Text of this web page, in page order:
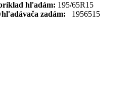
hľadám: 195/65R15
zadám: 1956515